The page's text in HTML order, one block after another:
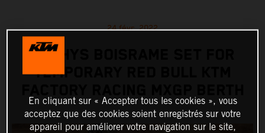
24 févr. 2022
MATHYS BOISRAME SET FOR
TEMPORARY RED BULL KTM
En cliquant sur « Accepter tous les cookies », vous
acceptez que des cookies soient enregistrés sur votre
appareil pour améliorer votre navigation sur le site,